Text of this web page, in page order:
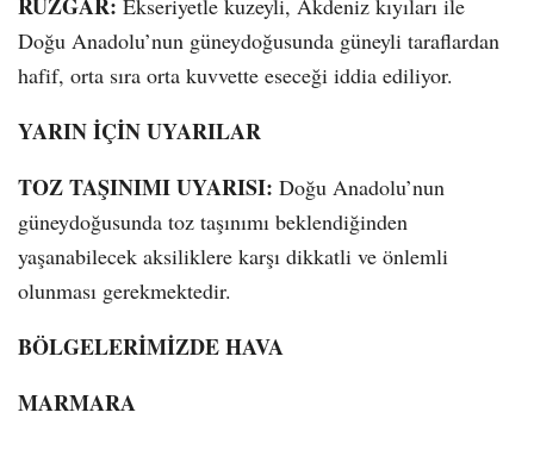
Doğu Anadolu’nun güneydoğusunda güneyli taraflardan
hafif, orta sıra orta kuvvette eseceği iddia ediliyor.
YARIN İÇİN UYARILAR
TOZ TAŞINIMI UYARISI: Doğu Anadolu’nun
güneydoğusunda toz taşınımı beklendiğinden
yaşanabilecek aksiliklere karşı dikkatli ve önlemli
olunması gerekmektedir.
BÖLGELERİMİZDE HAVA
MARMARA